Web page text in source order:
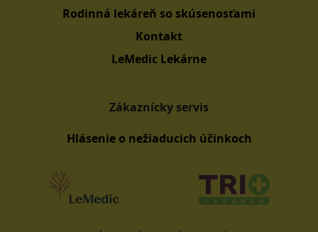
Rodinná lekáreň so skúsenosťami
Kontakt
LeMedic Lekárne
Zákaznícky servis
Hlásenie o nežiaducich účinkoch